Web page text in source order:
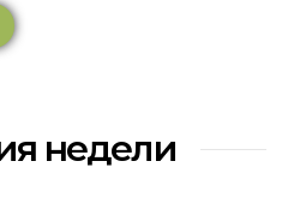
недели